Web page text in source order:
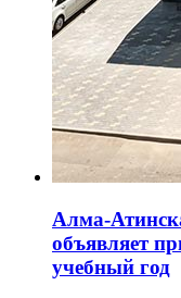
Алма-
объявляет
учебный год